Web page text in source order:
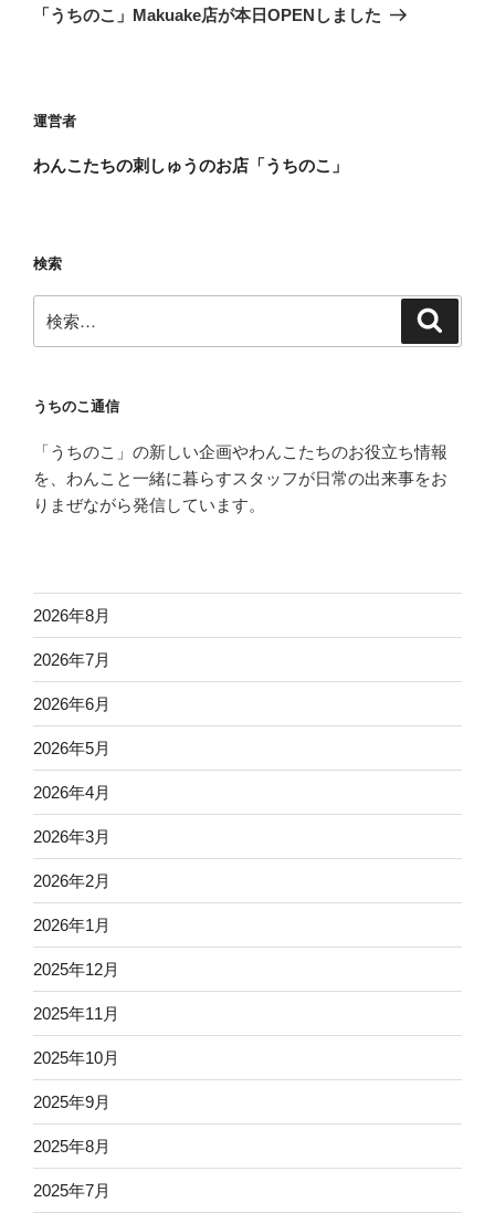
ー
の
「うちのこ」Makuake店が本日OPENしました
運営者
わんこたちの刺しゅうのお店「うちのこ」
検索
索:
うちのこ通信
「うちのこ」の新しい企画やわんこたちのお役立ち情報
を、わんこと一緒に暮らすスタッフが日常の出来事をお
りまぜながら発信しています。
2026年8月
2026年7月
2026年6月
2026年5月
2026年4月
2026年3月
2026年2月
2026年1月
2025年12月
2025年11月
2025年10月
2025年9月
2025年8月
2025年7月